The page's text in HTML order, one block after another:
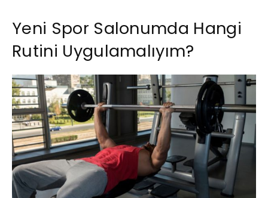
Yeni Spor Salonumda Hangi
Rutini Uygulamalıyım?